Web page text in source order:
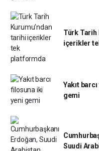
Türk Tarih
içerikler
Yakıt
gemi
Suudi